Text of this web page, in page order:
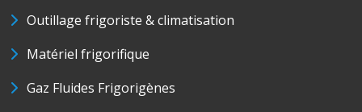
Outillage frigoriste & climatisation
Matériel frigorifique
Gaz Fluides Frigorigènes